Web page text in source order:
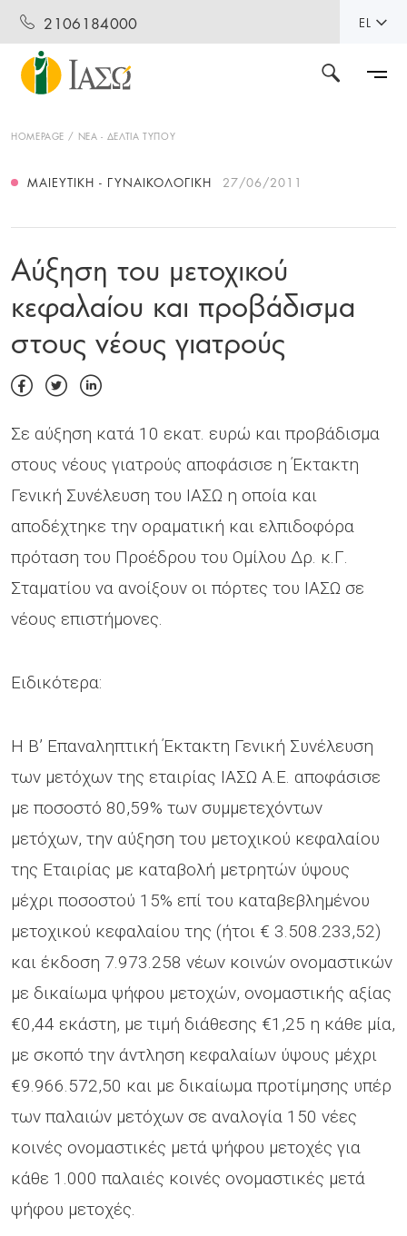
2106184000 EL
HOMEPAGE ΝΕΑ - ΔΕΛΤΙΑ ΤΥΠΟΥ
ΜΑΙΕΥΤΙΚΉ - ΓΥΝΑΙΚΟΛΟΓΙΚΉ 27/06/2011
Αύξηση του μετοχικού
κεφαλαίου και προβάδισμα
στους νέους γιατρούς
Σε αύξηση κατά 10 εκατ. ευρώ και προβάδισμα
στους νέους γιατρούς αποφάσισε η Έκτακτη
Γενική Συνέλευση του ΙΑΣΩ η οποία και
αποδέχτηκε την οραματική και ελπιδοφόρα
πρόταση του Προέδρου του Ομίλου Δρ. κ.Γ.
Σταματίου να ανοίξουν οι πόρτες του ΙΑΣΩ σε
νέους επιστήμονες.
Ειδικότερα:
Η Β’ Επαναληπτική Έκτακτη Γενική Συνέλευση
των μετόχων της εταιρίας ΙΑΣΩ Α.Ε. αποφάσισε
με ποσοστό 80,59% των συμμετεχόντων
μετόχων, την αύξηση του μετοχικού κεφαλαίου
της Εταιρίας με καταβολή μετρητών ύψους
μέχρι ποσοστού 15% επί του καταβεβλημένου
μετοχικού κεφαλαίου της (ήτοι € 3.508.233,52)
και έκδοση 7.973.258 νέων κοινών ονομαστικών
με δικαίωμα ψήφου μετοχών, ονομαστικής αξίας
€0,44 εκάστη, με τιμή διάθεσης €1,25 η κάθε μία,
με σκοπό την άντληση κεφαλαίων ύψους μέχρι
€9.966.572,50 και με δικαίωμα προτίμησης υπέρ
των παλαιών μετόχων σε αναλογία 150 νέες
κοινές ονομαστικές μετά ψήφου μετοχές για
κάθε 1.000 παλαιές κοινές ονομαστικές μετά
ψήφου μετοχές.